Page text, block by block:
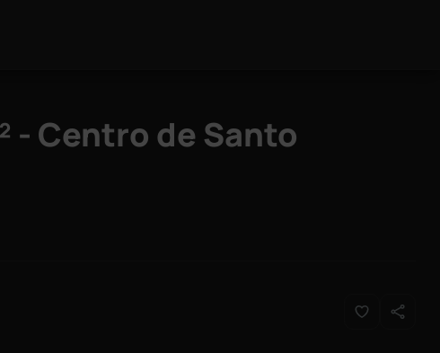
- Centro de Santo